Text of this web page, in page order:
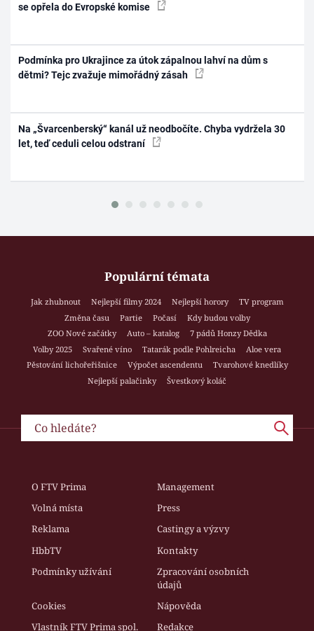
se opřela do Evropské komise
Podmínka pro Ukrajince za útok zápalnou lahví na dům s
dětmi? Tejc zvažuje mimořádný zásah
Na „Švarcenberský“ kanál už neodbočíte. Chyba vydržela 30
let, teď ceduli celou odstraní
Populární témata
Jak zhubnout Nejlepší filmy 2024 Nejlepší horory
TV program
Změna času
Partie Počasí
Kdy budou volby
ZOO Nové začátky
Auto – katalog
7 pádů Honzy Dědka
Volby 2025
Svařené víno Tatarák podle Pohlreicha
Aloe vera
Pěstování lichořeřišnice
Výpočet ascendentu
Tvarohové knedlíky
Nejlepší palačinky
Švestkový koláč
O FTV Prima
Management
Volná místa
Press
Reklama
Castingy a výzvy
HbbTV
Kontakty
Podmínky užívání
Zpracování osobních
údajů
Cookies
Nápověda
Vlastník FTV Prima spol.
Redakce